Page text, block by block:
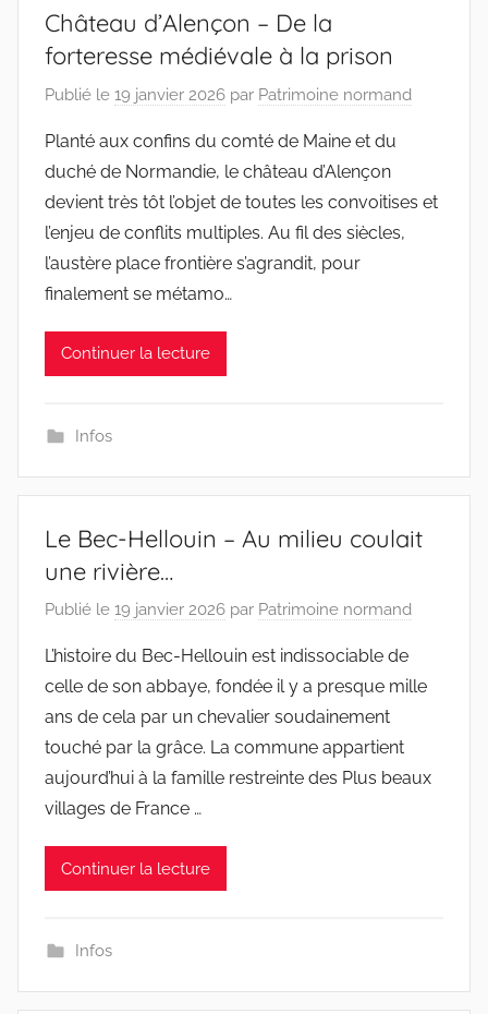
Château d’Alençon – De la
forteresse médiévale à la prison
Publié le 19 janvier 2026 par Patrimoine normand
Planté aux confins du comté de Maine et du
duché de Normandie, le château d’Alençon
devient très tôt l’objet de toutes les convoitises et
l’enjeu de conflits multiples. Au fil des siècles,
l’austère place frontière s’agrandit, pour
finalement se métamo…
Continuer la lecture
Infos
Le Bec-Hellouin – Au milieu coulait
une rivière…
Publié le 19 janvier 2026 par Patrimoine normand
L’histoire du Bec-Hellouin est indissociable de
celle de son abbaye, fondée il y a presque mille
ans de cela par un chevalier soudainement
touché par la grâce. La commune appartient
aujourd’hui à la famille restreinte des Plus beaux
villages de France …
Continuer la lecture
Infos